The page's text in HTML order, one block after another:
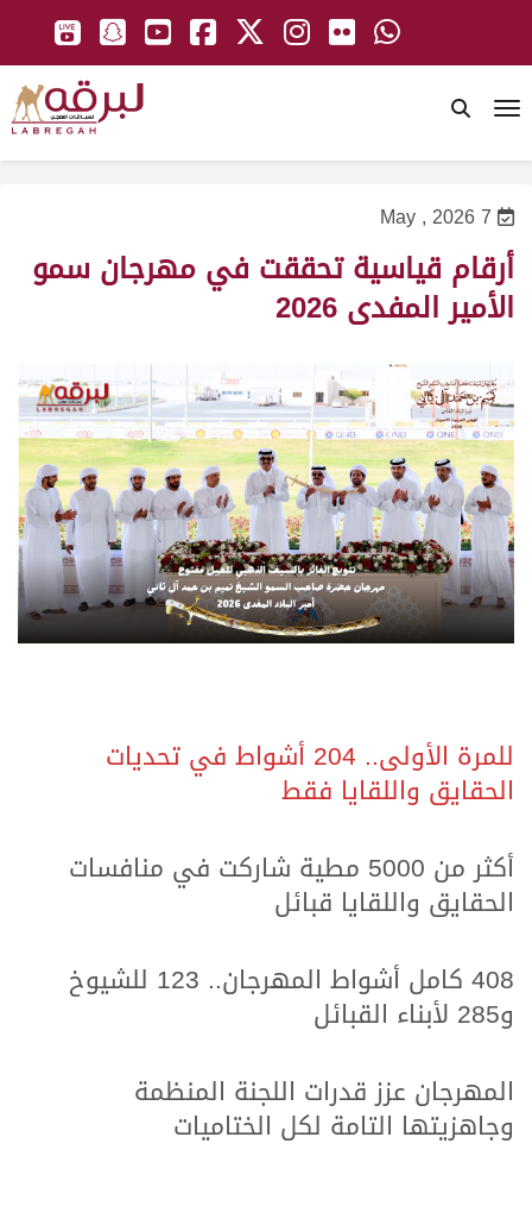
7 May , 2026
أرقام قياسية تحققت في مهرجان سمو
الأمير المفدى 2026
للمرة الأولى.. 204 أشواط في تحديات
الحقايق واللقايا فقط
أكثر من 5000 مطية شاركت في منافسات
الحقايق واللقايا قبائل
408 كامل أشواط المهرجان.. 123 للشيوخ
و285 لأبناء القبائل
المهرجان عزز قدرات اللجنة المنظمة
وجاهزيتها التامة لكل الختاميات